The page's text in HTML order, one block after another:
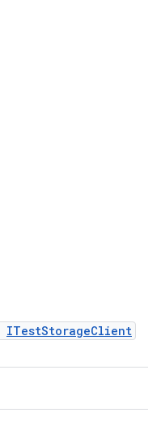
ITestStorageClient